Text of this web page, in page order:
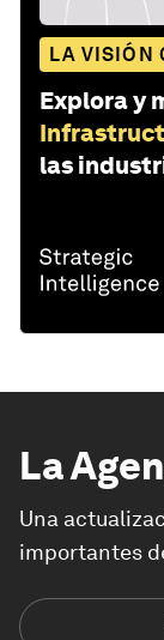
LA VISIÓN
Explora y
las
La
Una
importantes